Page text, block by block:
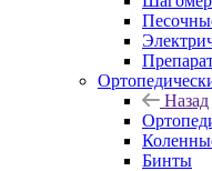
Назад
Бинты